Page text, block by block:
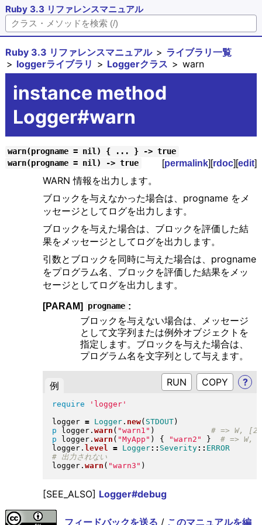
Ruby 3.3 リファレンスマニュアル
Ruby 3.3 リファレンスマニュアル
ライブラリ一覧
loggerライブラリ
Loggerクラス warn
instance method
Logger#warn
warn(progname = nil) { ... } -> true
[permalink][rdoc][edit]
warn(progname = nil) -> true
WARN 情報を出力します。
ブロックを与えなかった場合は、progname をメ
ッセージとしてログを出力します。
ブロックを与えた場合は、ブロックを評価した結
果をメッセージとしてログを出力します。
引数とブロックを同時に与えた場合は、progname
をプログラム名、ブロックを評価した結果をメッ
セージとしてログを出力します。
[PARAM] progname :
ブロックを与えない場合は、メッセージ
として文字列または例外オブジェクトを
指定します。ブロックを与えた場合は、
プログラム名を文字列として与えます。
例 RUN ?
require
'logger'
logger = Logger. new( STDOUT)
p logger. warn ( "warn1 " )
p logger. warn ( "MyApp " ) { "warn2 "
}
logger. level = Logger:: Severity:: ERROR
# 出力されない
logger. warn ( "warn3 " )
[SEE_ALSO] Logger#debug
フィードバックを送る / このマニュアルを編